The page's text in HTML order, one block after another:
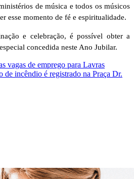
de música e todos os músicos
esse momento de fé e espiritualidade.
e celebração, é possível obter a
concedida neste Ano Jubilar.
vagas de emprego para Lavras
de incêndio é registrado na Praça Dr.